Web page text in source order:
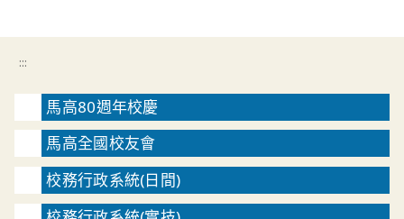
:::
馬高80週年校慶
馬高全國校友會
校務行政系統(日間)